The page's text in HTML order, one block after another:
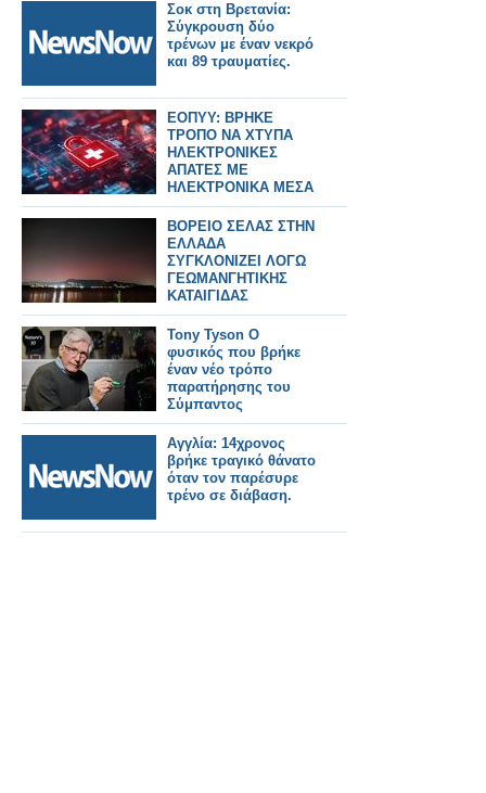
Σοκ στη Βρετανία:
Σύγκρουση δύο
τρένων με έναν νεκρό
και 89 τραυματίες.
ΕΟΠΥΥ: ΒΡΗΚΕ
ΤΡΟΠΟ ΝΑ ΧΤΥΠΑ
ΗΛΕΚΤΡΟΝΙΚΕΣ
ΑΠΑΤΕΣ ΜΕ
ΗΛΕΚΤΡΟΝΙΚΑ ΜΕΣΑ
ΚΑΙ ΜΕ ΧΡΗΣΗ ΑΙ
ΒΟΡΕΙΟ ΣΕΛΑΣ ΣΤΗΝ
ΕΛΛΑΔΑ
ΣΥΓΚΛΟΝΙΖΕΙ ΛΟΓΩ
ΓΕΩΜΑΝΓΗΤΙΚΗΣ
ΚΑΤΑΙΓΙΔΑΣ
Tony Tyson Ο
φυσικός που βρήκε
έναν νέο τρόπο
παρατήρησης του
Σύμπαντος
Αγγλία: 14χρονος
βρήκε τραγικό θάνατο
όταν τον παρέσυρε
τρένο σε διάβαση.